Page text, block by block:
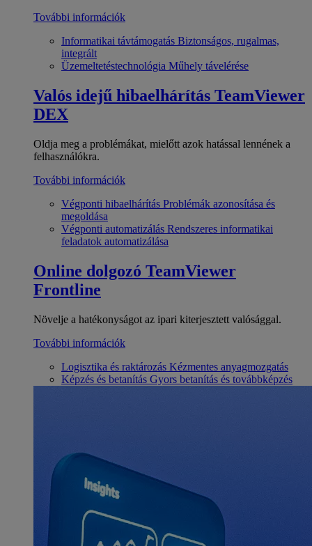
További információk
Informatikai távtámogatás Biztonságos, rugalmas,
integrált
Üzemeltetéstechnológia Műhely távelérése
Valós idejű hibaelhárítás TeamViewer
DEX
Oldja meg a problémákat, mielőtt azok hatással lennének a
felhasználókra.
További információk
Végponti hibaelhárítás Problémák azonosítása és
megoldása
Végponti automatizálás Rendszeres informatikai
feladatok automatizálása
Online dolgozó TeamViewer
Frontline
Növelje a hatékonyságot az ipari kiterjesztett valósággal.
További információk
Logisztika és raktározás Kézmentes anyagmozgatás
Képzés és betanítás Gyors betanítás és továbbképzés